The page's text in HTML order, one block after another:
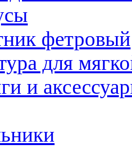
фетровый
для
и